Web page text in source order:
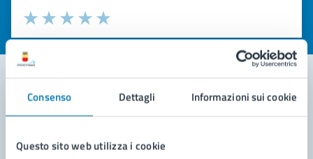
Consenso Dettagli Informazioni sui cookie
Questo sito web utilizza i cookie
Valuta la chiarezza delle informazioni (da 1 a 5 stelle)
Seleziona il numero di stelle per valutare la chiarezza delle
Valuta 5 stelle su 5
Valuta 4 stelle su 5
Valuta 3 stelle su 5
Valuta 2 stelle su 5
Valuta 1 stelle su 5
Contatta il comune
Leggi le domande frequenti